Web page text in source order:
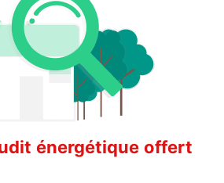
énergétique offert